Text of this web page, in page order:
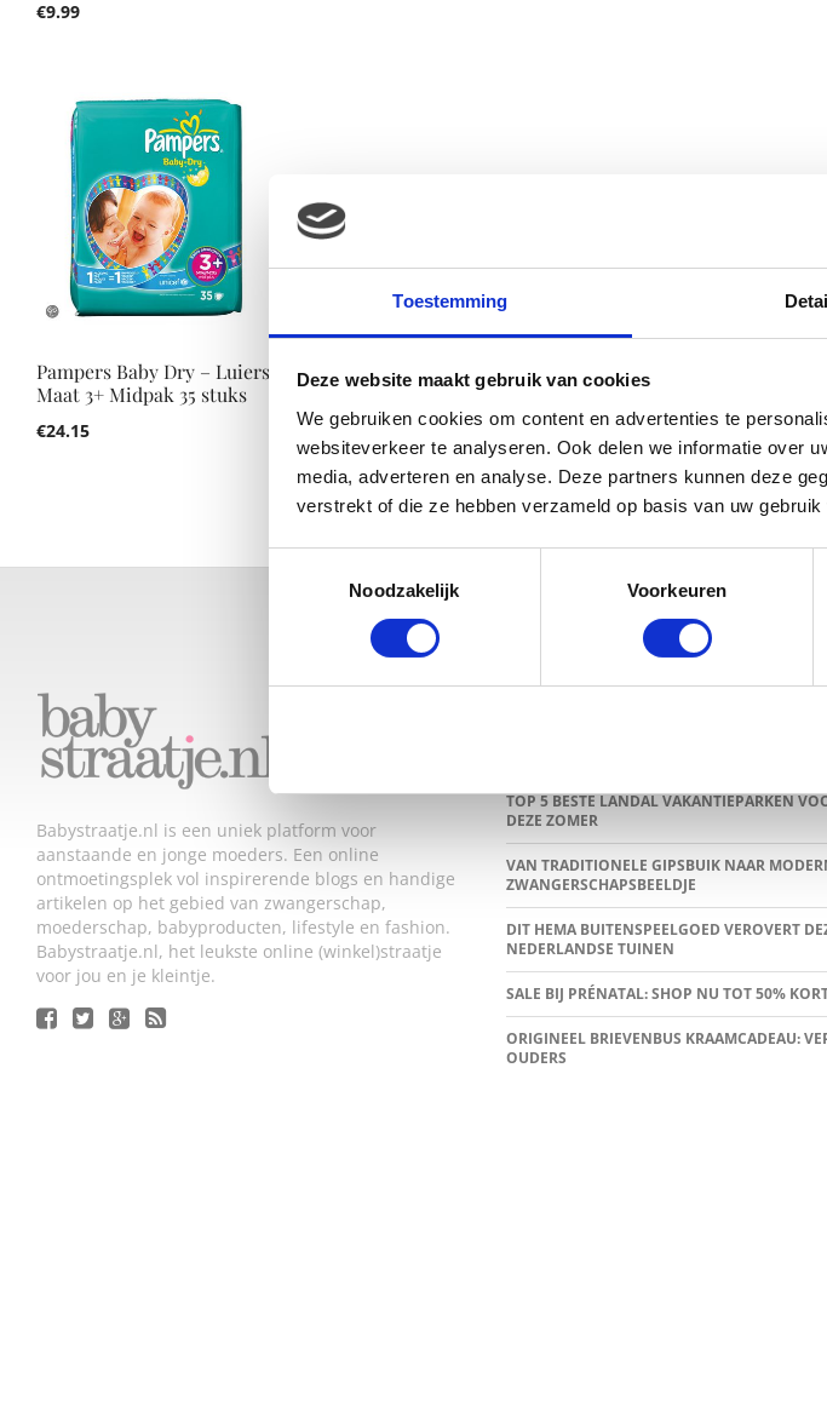
Toestemming
Deze website maakt gebruik van cookies
We gebruiken cookies om content en advertenties te
websiteverkeer te analyseren. Ook delen we informatie over
media, adverteren en analyse. Deze partners kunnen deze
verstrekt of die ze hebben verzameld op basis van uw
Noodzakelijk
Voorkeuren
€9.99
Pampers Baby Dry – Luiers
Maat 3+ Midpak 35 stuks
€24.15
Babystraatje.nl is een uniek platform voor
aanstaande en jonge moeders. Een online
ontmoetingsplek vol inspirerende blogs en handige
artikelen op het gebied van zwangerschap,
moederschap, babyproducten, lifestyle en fashion.
Babystraatje.nl, het leukste online (winkel)straatje
voor jou en je kleintje.
TOP 5 BESTE LANDAL VAKANTIEPARKEN
DEZE ZOMER
VAN TRADITIONELE GIPSBUIK NAAR
ZWANGERSCHAPSBEELDJE
DIT HEMA BUITENSPEELGOED VEROVERT
NEDERLANDSE TUINEN
SALE BIJ PRÉNATAL: SHOP NU TOT 50%
ORIGINEEL BRIEVENBUS KRAAMCADEAU:
OUDERS